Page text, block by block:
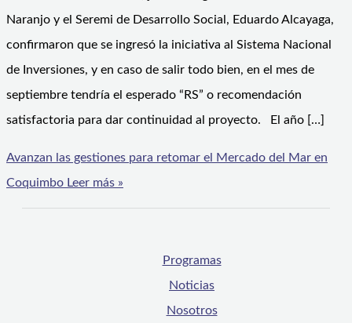
Naranjo y el Seremi de Desarrollo Social, Eduardo Alcayaga,
confirmaron que se ingresó la iniciativa al Sistema Nacional
de Inversiones, y en caso de salir todo bien, en el mes de
septiembre tendría el esperado “RS” o recomendación
satisfactoria para dar continuidad al proyecto. El año […]
Avanzan las gestiones para retomar el Mercado del Mar en
Coquimbo Leer más »
Programas
Noticias
Nosotros